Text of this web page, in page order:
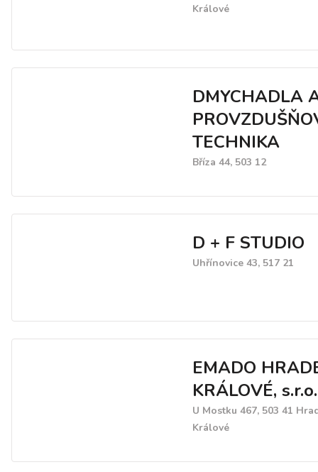
Králové
DMYCHADLA
TECHNIKA
Bříza 44, 503 12
D + F STUDIO
Uhřínovice 43, 517 21
EMADO
KRÁLOVÉ, s.r.o.
U Mostku 467, 503 41
Králové